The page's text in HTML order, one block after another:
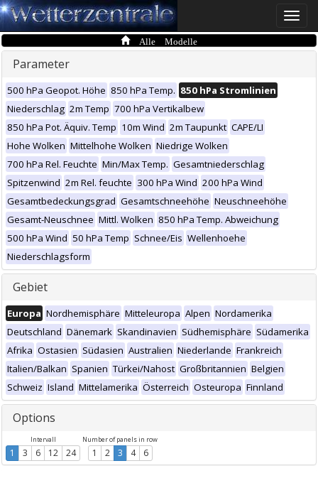
Toggle
Alle Modelle
Parameter
500 hPa Geopot. Höhe 850 hPa Temp. 850 hPa Stromlinien
Niederschlag 2m Temp 700 hPa Vertikalbew
850 hPa Pot. Äquiv. Temp 10m Wind 2m Taupunkt CAPE/LI
Hohe Wolken Mittelhohe Wolken Niedrige Wolken
700 hPa Rel. Feuchte Min/Max Temp. Gesamtniederschlag
Spitzenwind 2m Rel. feuchte 300 hPa Wind 200 hPa Wind
Gesamtbedeckungsgrad Gesamtschneehöhe Neuschneehöhe
Gesamt-Neuschnee Mittl. Wolken 850 hPa Temp. Abweichung
500 hPa Wind 50 hPa Temp Schnee/Eis Wellenhoehe
Niederschlagsform
Gebiet
Europa Nordhemisphäre Mitteleuropa Alpen Nordamerika
Deutschland Dänemark Skandinavien Südhemisphäre Südamerika
Afrika Ostasien Südasien Australien Niederlande Frankreich
Italien/Balkan Spanien Türkei/Nahost Großbritannien Belgien
Schweiz Island Mittelamerika Österreich Osteuropa Finnland
Options
Intervall
1 3 6 12 24
Number of panels in row
1 2 3 4 6